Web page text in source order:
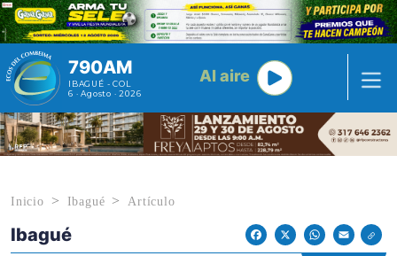
Pasar al contenido principal
790AM
IBAGUÉ - COL
6 · Agosto · 2026
Al aire
Inicio Ibagué Artículo
Econoticias y Eventos
Ibagué
FacebookX WhatsAppEmail